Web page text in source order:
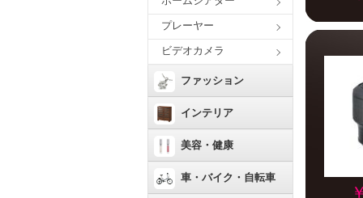
プレーヤー
ビデオカメラ
ファッション
インテリア
美容・健康
車・バイク・自転車